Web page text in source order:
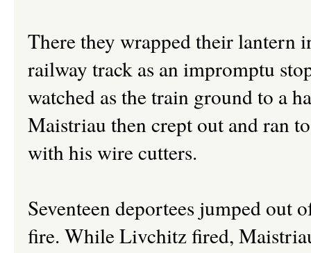
There they wrapped their lantern
railway track as an impromptu
watched as the train ground to a
Maistriau then crept out and ran
with his wire cutters.
Seventeen deportees jumped out
fire. While Livchitz fired,